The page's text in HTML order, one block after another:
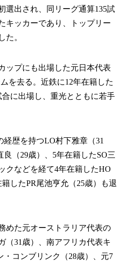
選出され、同リーグ通算135試
キッカーであり、トップリー
た。
ップにも出場した元日本代表
を去る。近鉄に12年在籍した
に出場し、重光とともに若手
歴を持つLO村下雅章（31
（29歳）、5年在籍したSO三
クなどを経て4年在籍したHO
したPR尾池亨允（25歳）も退
めた元オーストラリア代表の
（31歳）、南アフリカ代表キ
・コンブリンク（28歳）、元7